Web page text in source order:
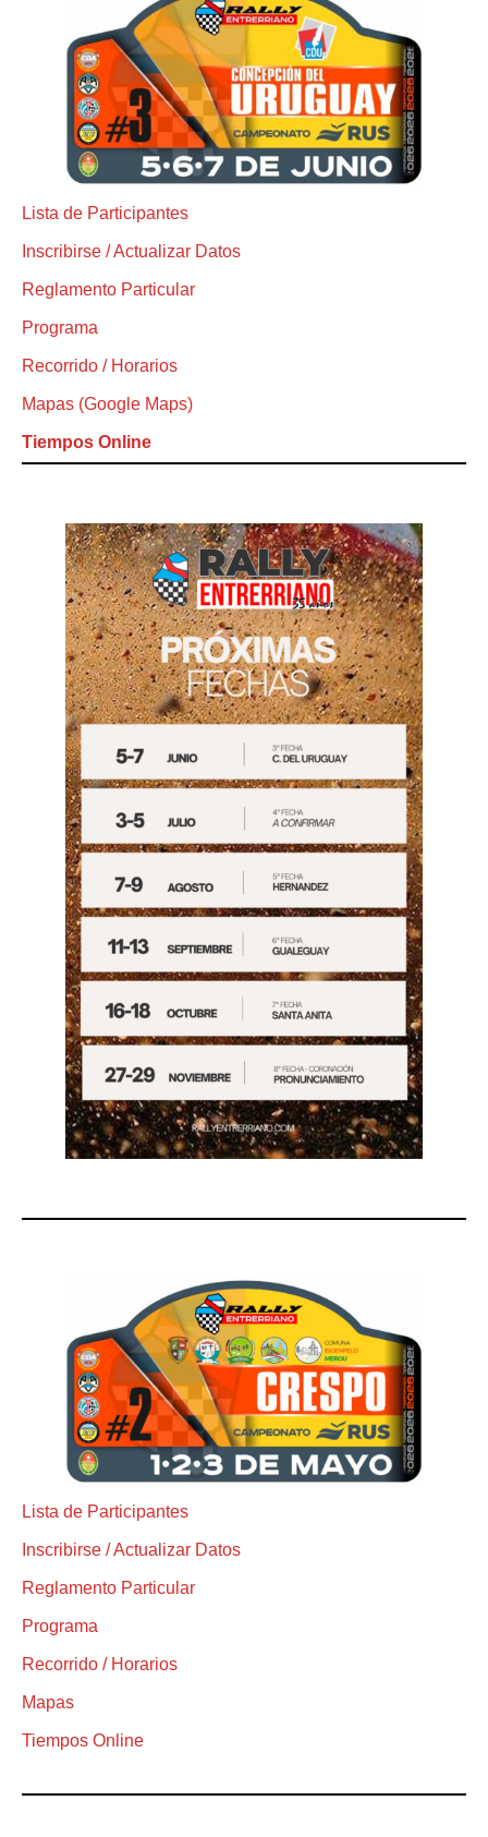
Lista de Participantes
Inscribirse / Actualizar Datos
Reglamento Particular
Programa
Recorrido / Horarios
Mapas (Google Maps)
Tiempos Online
Lista de Participantes
Inscribirse / Actualizar Datos
Reglamento Particular
Programa
Recorrido / Horarios
Mapas
Tiempos Online